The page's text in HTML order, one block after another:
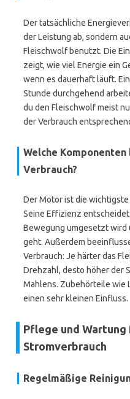
Der tatsächliche
der Leistung ab, sondern
Fleischwolf benutzt. Die
zeigt, wie viel Energie ein
wenn es dauerhaft läuft.
Stunde durchgehend
du den Fleischwolf meist
der Verbrauch
Welche
Verbrauch?
Der Motor ist die
Seine Effizienz
Bewegung umgesetzt wird
geht. Außerdem
Verbrauch: Je härter das
Drehzahl, desto höher der
Mahlens. Zubehörteile wie
einen sehr kleinen Einfluss.
Pflege und
Stromverbrauch
Regelmäßige